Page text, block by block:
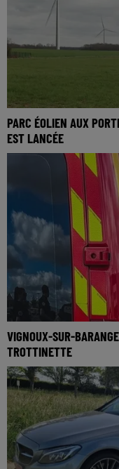
PARC ÉOLIEN AUX
EST LANCÉE
VIGNOUX-SUR-
TROTTINETTE